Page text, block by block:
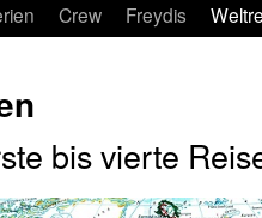
Crew Freydis
bis vierte